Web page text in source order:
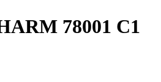
78001 C1